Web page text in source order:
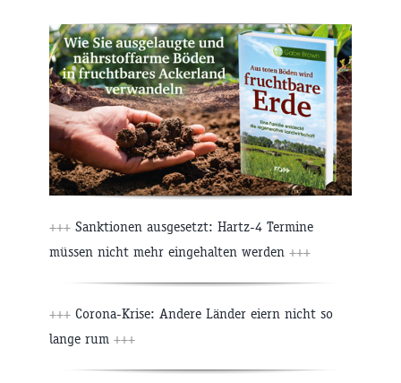
+++ Sanktionen ausgesetzt: Hartz-4 Termine
müssen nicht mehr eingehalten werden +++
+++ Corona-Krise: Andere Länder eiern nicht so
lange rum +++